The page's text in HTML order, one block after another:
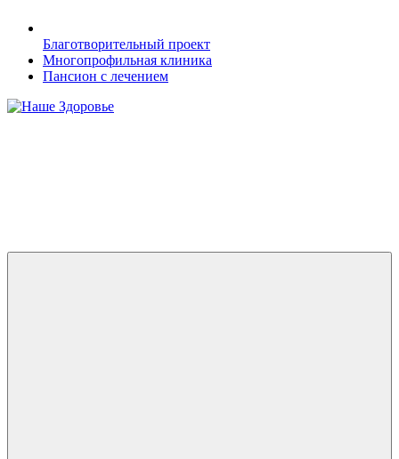
Благотворительный проект
Многопрофильная клиника
Пансион с лечением